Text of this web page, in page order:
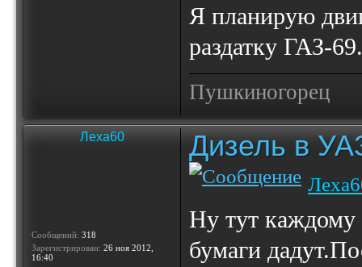
Я планирую
раздатку ГАЗ-69.
Пушкиногорец
Леха60
Сообщений: 318
Зарегистрирован: 26 ноя 2012,
16:40
Дизель в
Ну тут каждому
бумаги